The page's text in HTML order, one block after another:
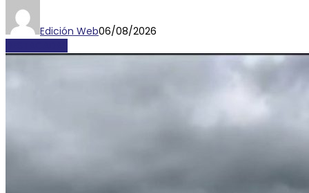
Edición Web06/08/2026